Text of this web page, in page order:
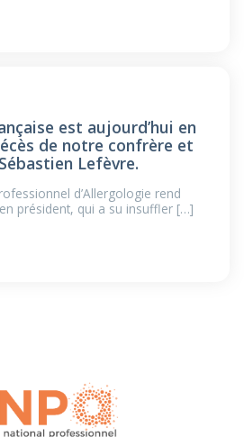
est aujourd’hui en
de notre confrère et
Lefèvre.
d’Allergologie rend
président, qui a su insuffler […]